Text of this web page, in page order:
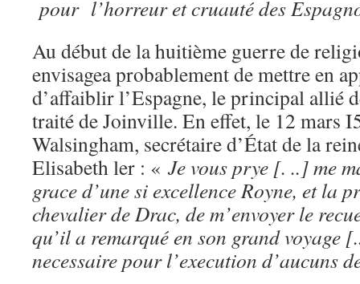
pour l’horreur et cruauté des
Au début de la huitième guerre de
envisagea probablement de mettre en
d’affaiblir l’Espagne, le principal allié
traité de Joinville. En effet, le 12 mars
Walsingham, secrétaire d’État de la
Elisabeth ler : « Je vous prye [. ..] me
grace d’une si excellence Royne, et la
chevalier de Drac, de m’envoyer le
qu’il a remarqué en son grand voyage
necessaire pour l’execution d’aucuns